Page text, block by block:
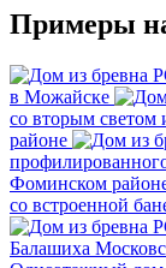
Примеры
в Можайске
со вторым светом
районе
Фоминском
со встроенной
Балашиха